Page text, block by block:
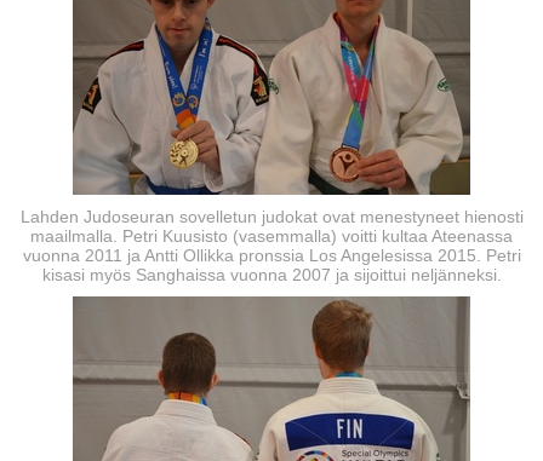
Lahden Judoseuran sovelletun judokat ovat menestyneet hienosti
maailmalla. Petri Kuusisto (vasemmalla) voitti kultaa Ateenassa
vuonna 2011 ja Antti Ollikka pronssia Los Angelesissa 2015. Petri
kisasi myös Sanghaissa vuonna 2007 ja sijoittui neljänneksi.